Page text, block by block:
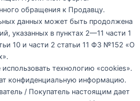
обращения к Продавцу.
данных может быть продолжена
указанных в пунктах 2—11 части 1
10 и части 2 статьи 11 ФЗ №152 «О
технологию «cookies».
конфиденциальную информацию.
/ Покупатель настоящим дает